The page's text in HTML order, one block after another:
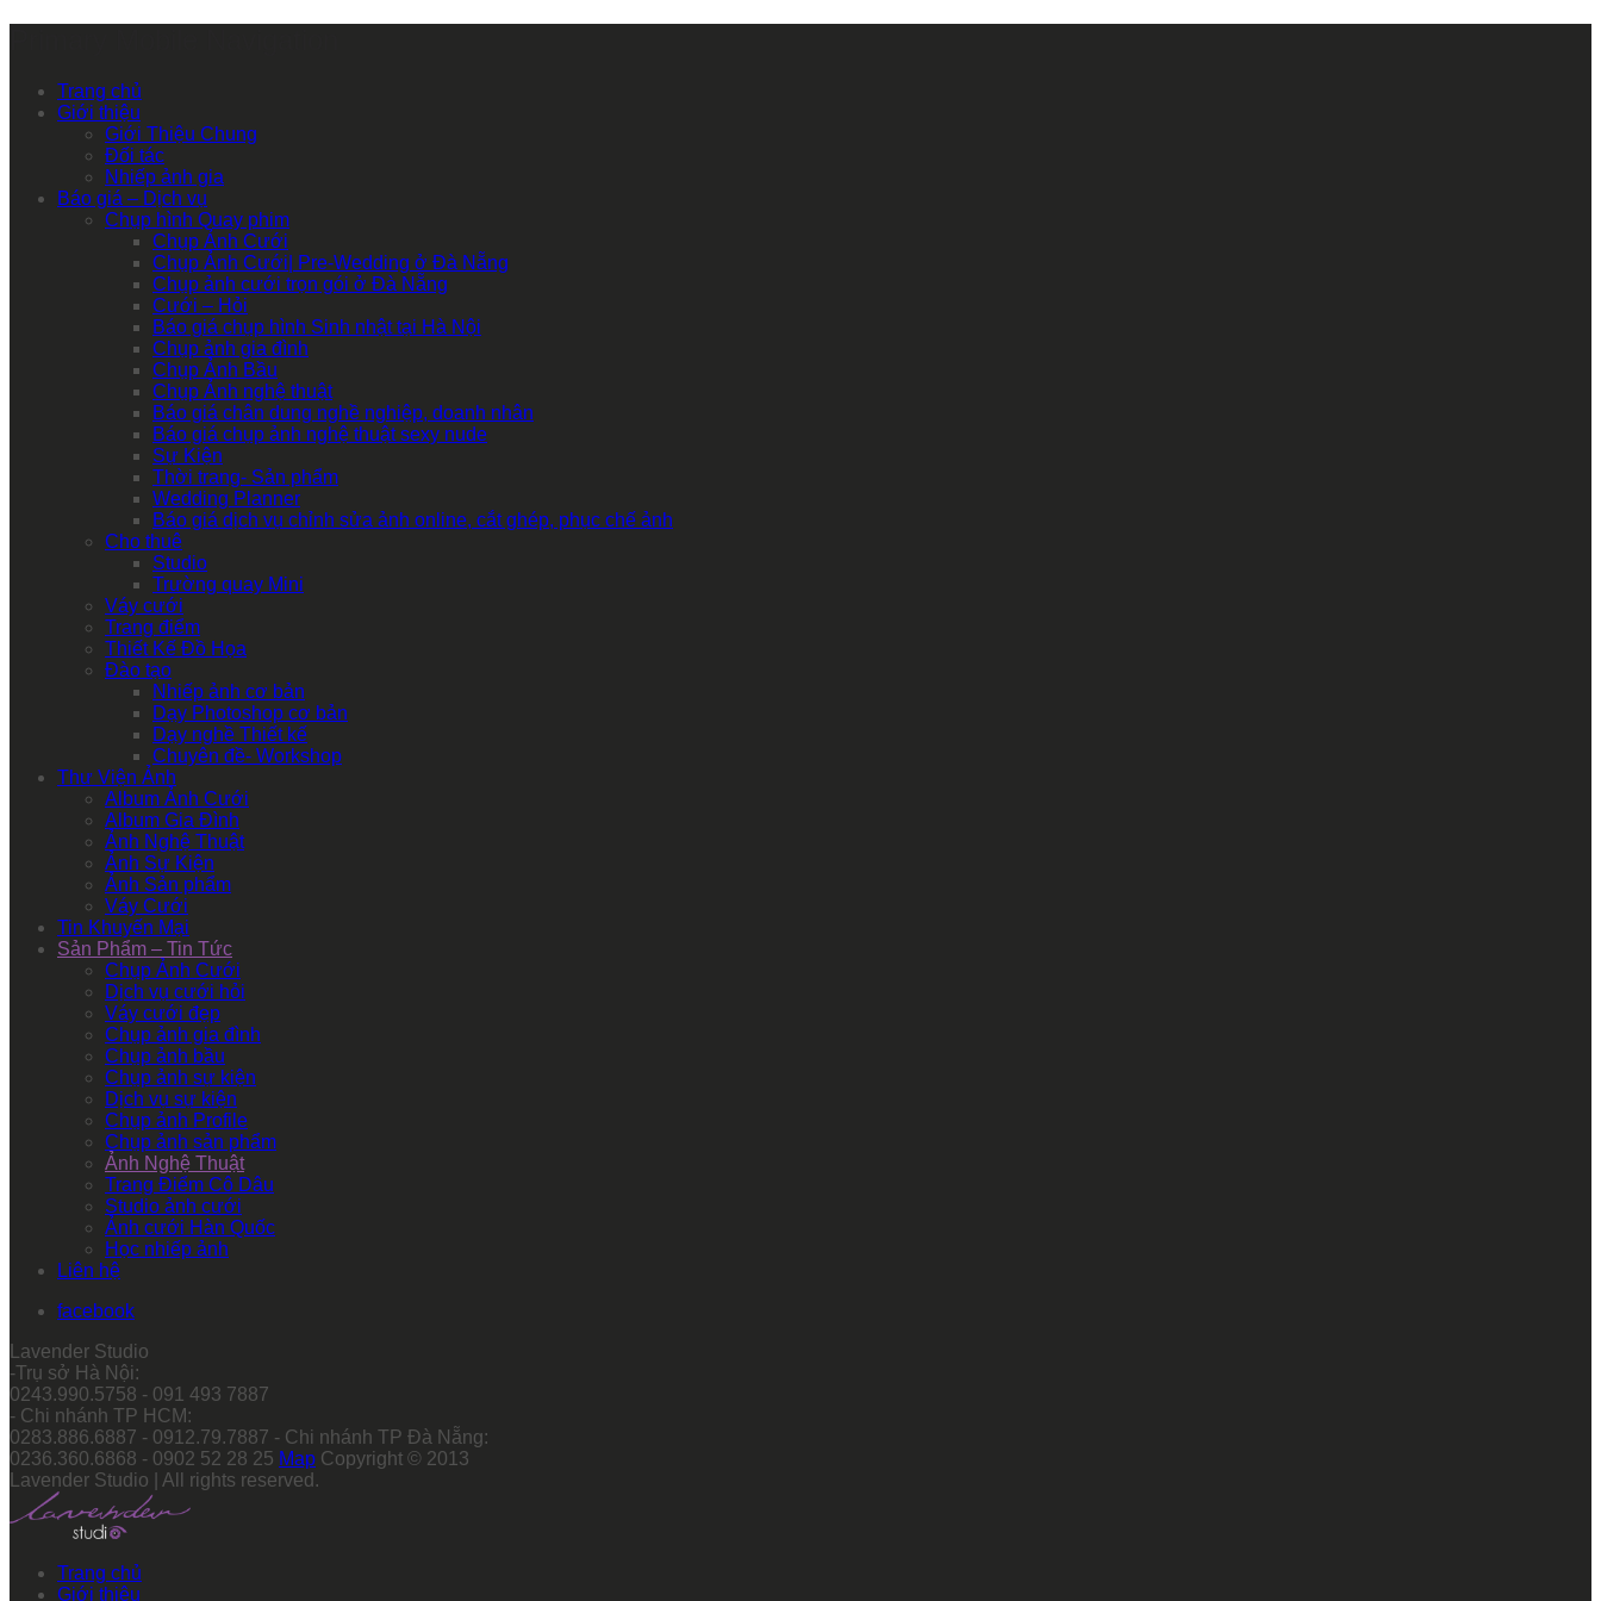
Trang chủ
Giới thiệu
Giới Thiệu Chung
Đối tác
Nhiếp ảnh gia
Báo giá – Dịch vụ
Chụp hình Quay phim
Chụp Ảnh Cưới
Chụp Ảnh Cưới| Pre-Wedding ở Đà Nẵng
Chụp ảnh cưới trọn gói ở Đà Nẵng
Cưới – Hỏi
Báo giá chụp hình Sinh nhật tại Hà Nội
Chụp ảnh gia đình
Chụp Ảnh Bầu
Chụp Ảnh nghệ thuật
Báo giá chân dung nghề nghiệp, doanh nhân
Báo giá chụp ảnh nghệ thuật sexy nude
Sự Kiện
Thời trang- Sản phẩm
Wedding Planner
Báo giá dịch vụ chỉnh sửa ảnh online, cắt ghép, phục chế ảnh
Cho thuê
Studio
Trường quay Mini
Váy cưới
Trang điểm
Thiết Kế Đồ Họa
Đào tạo
Nhiếp ảnh cơ bản
Dạy Photoshop cơ bản
Dạy nghề Thiết kế
Chuyên đề- Workshop
Thư Viện Ảnh
Album Ảnh Cưới
Album Gia Đình
Ảnh Nghệ Thuật
Ảnh Sự Kiện
Ảnh Sản phẩm
Váy Cưới
Tin Khuyến Mại
Sản Phẩm – Tin Tức
Chụp Ảnh Cưới
Dịch vụ cưới hỏi
Váy cưới đẹp
Chụp ảnh gia đình
Chụp ảnh bầu
Chụp ảnh sự kiện
Dịch vụ sự kiện
Chụp ảnh Profile
Chụp ảnh sản phẩm
Ảnh Nghệ Thuật
Trang Điểm Cô Dâu
Studio ảnh cưới
Ảnh cưới Hàn Quốc
Học nhiếp ảnh
Liên hệ
facebook
Lavender Studio
-Trụ sở Hà Nội:
0243.990.5758 - 091 493 7887
- Chi nhánh TP HCM:
0283.886.6887 - 0912.79.7887 - Chi nhánh TP Đà Nẵng:
0236.360.6868 - 0902 52 28 25 Map Copyright © 2013
Lavender Studio | All rights reserved.
Trang chủ
Giới thiệu